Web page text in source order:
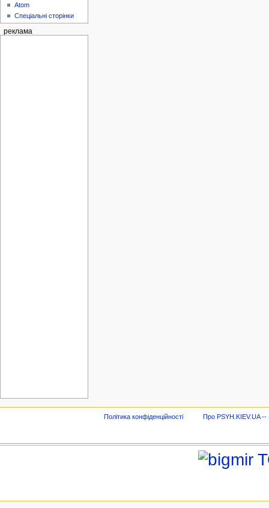
Atom
Спеціальні сторінки
реклама
Політика конфіденційності Про PSYH.KIEV.UA --